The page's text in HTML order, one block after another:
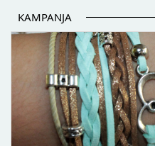
KAMPANJA